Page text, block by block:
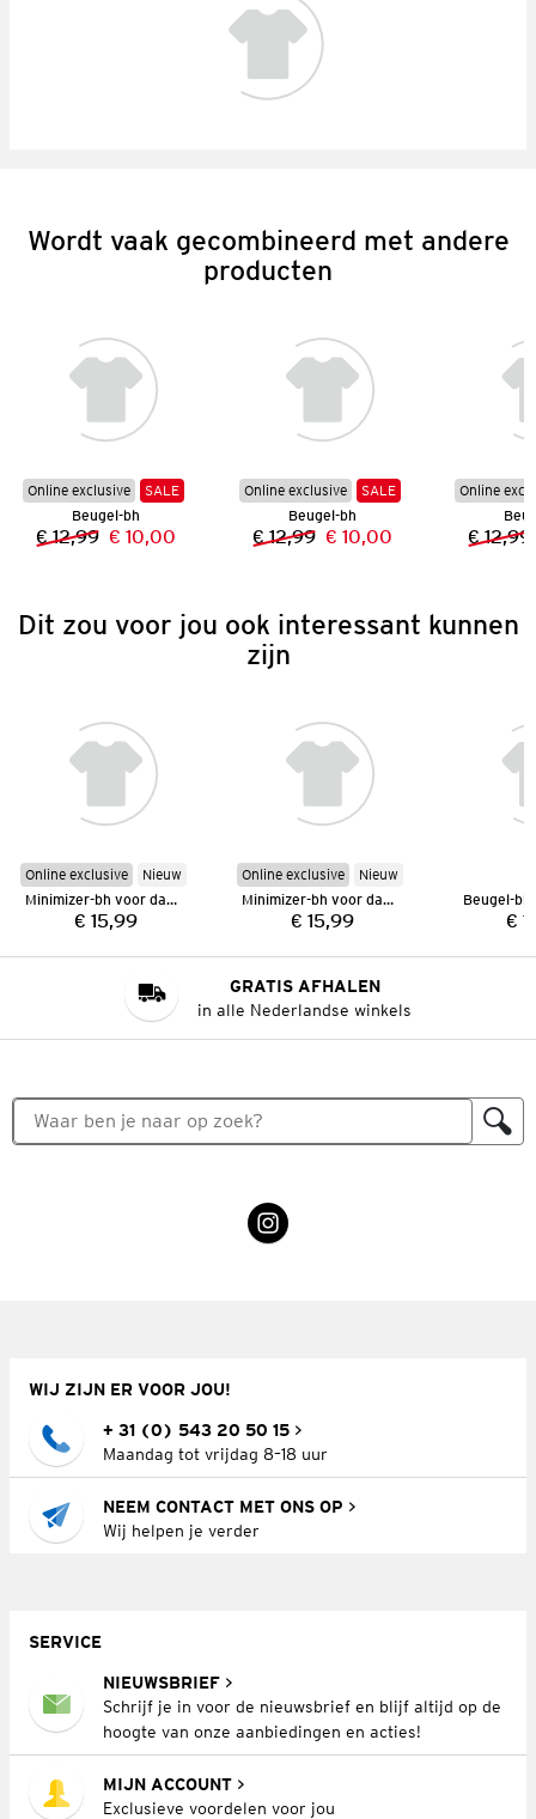
Wordt vaak gecombineerd met andere
producten
Online exclusive
SALE
Beugel-bh
Vorige prijs:
€ 12,99 Nieuwe prijs:
€ 10,00
Online exclusive
SALE
Beugel-bh
Vorige prijs:
€ 12,99 Nieuwe prijs:
€ 10,00
Online
€ 12,99
Dit zou voor jou ook interessant kunnen
zijn
Online exclusive
Nieuw
Minimizer-bh voor dames
Prijs:
€ 15,99
Online exclusive
Nieuw
Minimizer-bh voor dames
Prijs:
€ 15,99
Beugel-
€
GRATIS AFHALEN
in alle Nederlandse winkels
WIJ ZIJN ER VOOR JOU!
+ 31 (0) 543 20 50 15
Maandag tot vrijdag 8–18 uur
NEEM CONTACT MET ONS OP
Wij helpen je verder
SERVICE
NIEUWSBRIEF
Schrijf je in voor de nieuwsbrief en blijf altijd op de
hoogte van onze aanbiedingen en acties!
MIJN ACCOUNT
Exclusieve voordelen voor jou